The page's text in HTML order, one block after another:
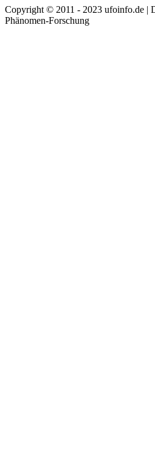
Copyright © 2011 - 2023 ufoinfo.de |
Phänomen-Forschung